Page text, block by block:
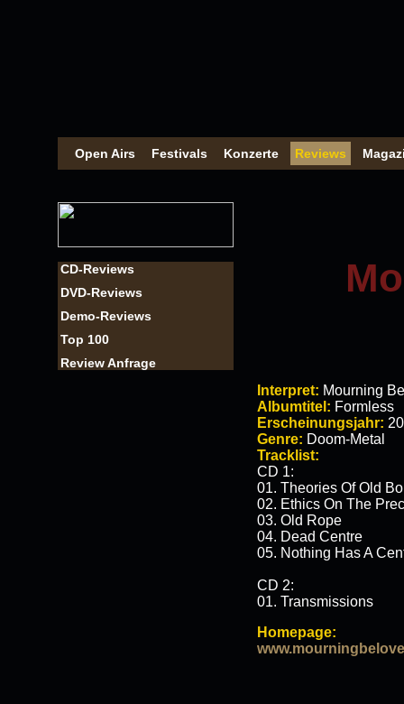
Open Airs Festivals Konzerte Reviews
CD-Reviews
DVD-Reviews
Demo-Reviews
Top 100
Review Anfrage
Interpret: Mourning
Albumtitel: Formless
Erscheinungsjahr:
Genre: Doom-Metal
Tracklist:
CD 1:
01. Theories Of Old
02. Ethics On The
03. Old Rope
04. Dead Centre
05. Nothing Has A
CD 2:
01. Transmissions
Homepage: